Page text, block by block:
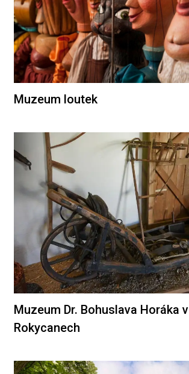
Muzeum loutek
Muzeum Dr. Bohuslava Horáka v
Rokycanech